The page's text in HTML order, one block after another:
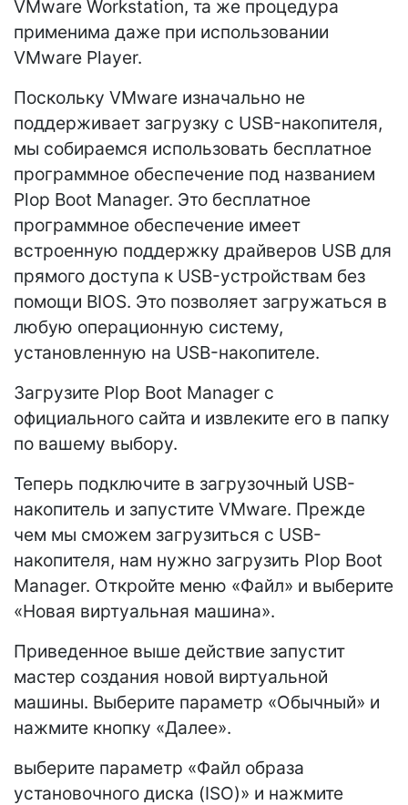
VMware Workstation, та же процедура
применима даже при использовании
VMware Player.
Поскольку VMware изначально не
поддерживает загрузку с USB-накопителя,
мы собираемся использовать бесплатное
программное обеспечение под названием
Plop Boot Manager. Это бесплатное
программное обеспечение имеет
встроенную поддержку драйверов USB для
прямого доступа к USB-устройствам без
помощи BIOS. Это позволяет загружаться в
любую операционную систему,
установленную на USB-накопителе.
Загрузите Plop Boot Manager с
официального сайта и извлеките его в папку
по вашему выбору.
Теперь подключите в загрузочный USB-
накопитель и запустите VMware. Прежде
чем мы сможем загрузиться с USB-
накопителя, нам нужно загрузить Plop Boot
Manager. Откройте меню «Файл» и выберите
«Новая виртуальная машина».
Приведенное выше действие запустит
мастер создания новой виртуальной
машины. Выберите параметр «Обычный» и
нажмите кнопку «Далее».
выберите параметр «Файл образа
установочного диска (ISO)» и нажмите